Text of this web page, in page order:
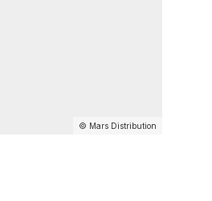
© Mars Distribution